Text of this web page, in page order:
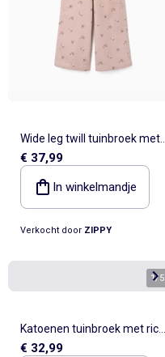
Wide leg twill tuinbroek met
bloemenpatroon
€ 37,99
In winkelmandje
Verkocht door ZIPPY
1/5
Katoenen tuinbroek met ric
rac tape
€ 32,99